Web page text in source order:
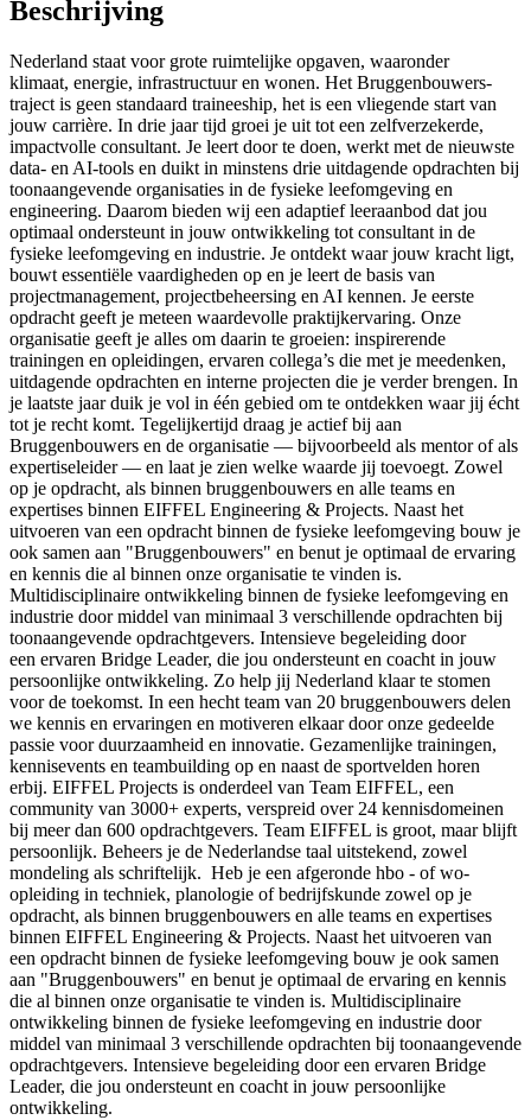
Beschrijving
Nederland staat voor grote ruimtelijke opgaven, waaronder
klimaat, energie, infrastructuur en wonen. Het Bruggenbouwers-
traject is geen standaard traineeship, het is een vliegende start van
jouw carrière. In drie jaar tijd groei je uit tot een zelfverzekerde,
impactvolle consultant. Je leert door te doen, werkt met de nieuwste
data- en AI-tools en duikt in minstens drie uitdagende opdrachten bij
toonaangevende organisaties in de fysieke leefomgeving en
engineering. Daarom bieden wij een adaptief leeraanbod dat jou
optimaal ondersteunt in jouw ontwikkeling tot consultant in de
fysieke leefomgeving en industrie. Je ontdekt waar jouw kracht ligt,
bouwt essentiële vaardigheden op en je leert de basis van
projectmanagement, projectbeheersing en AI kennen. Je eerste
opdracht geeft je meteen waardevolle praktijkervaring. Onze
organisatie geeft je alles om daarin te groeien: inspirerende
trainingen en opleidingen, ervaren collega’s die met je meedenken,
uitdagende opdrachten en interne projecten die je verder brengen. In
je laatste jaar duik je vol in één gebied om te ontdekken waar jij écht
tot je recht komt. Tegelijkertijd draag je actief bij aan
Bruggenbouwers en de organisatie — bijvoorbeeld als mentor of als
expertiseleider — en laat je zien welke waarde jij toevoegt. Zowel
op je opdracht, als binnen bruggenbouwers en alle teams en
expertises binnen EIFFEL Engineering & Projects. Naast het
uitvoeren van een opdracht binnen de fysieke leefomgeving bouw je
ook samen aan "Bruggenbouwers" en benut je optimaal de ervaring
en kennis die al binnen onze organisatie te vinden is.
Multidisciplinaire ontwikkeling binnen de fysieke leefomgeving en
industrie door middel van minimaal 3 verschillende opdrachten bij
toonaangevende opdrachtgevers. Intensieve begeleiding door
een ervaren Bridge Leader, die jou ondersteunt en coacht in jouw
persoonlijke ontwikkeling. Zo help jij Nederland klaar te stomen
voor de toekomst. In een hecht team van 20 bruggenbouwers delen
we kennis en ervaringen en motiveren elkaar door onze gedeelde
passie voor duurzaamheid en innovatie. Gezamenlijke trainingen,
kennisevents en teambuilding op en naast de sportvelden horen
erbij. EIFFEL Projects is onderdeel van Team EIFFEL, een
community van 3000+ experts, verspreid over 24 kennisdomeinen
bij meer dan 600 opdrachtgevers. Team EIFFEL is groot, maar blijft
persoonlijk. Beheers je de Nederlandse taal uitstekend, zowel
mondeling als schriftelijk. Heb je een afgeronde hbo - of wo-
opleiding in techniek, planologie of bedrijfskunde zowel op je
opdracht, als binnen bruggenbouwers en alle teams en expertises
binnen EIFFEL Engineering & Projects. Naast het uitvoeren van
een opdracht binnen de fysieke leefomgeving bouw je ook samen
aan "Bruggenbouwers" en benut je optimaal de ervaring en kennis
die al binnen onze organisatie te vinden is. Multidisciplinaire
ontwikkeling binnen de fysieke leefomgeving en industrie door
middel van minimaal 3 verschillende opdrachten bij toonaangevende
opdrachtgevers. Intensieve begeleiding door een ervaren Bridge
Leader, die jou ondersteunt en coacht in jouw persoonlijke
ontwikkeling.